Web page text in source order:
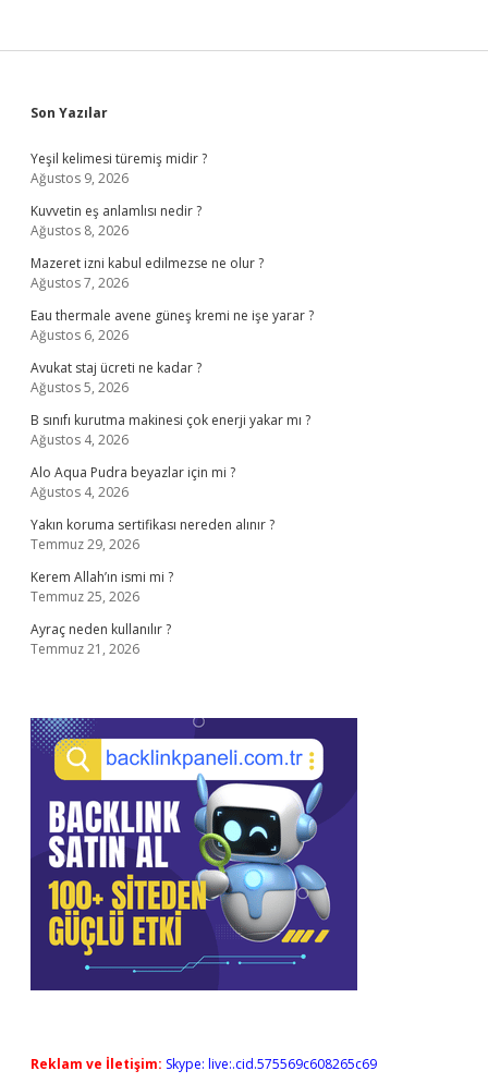
Sidebar
Son Yazılar
Yeşil kelimesi türemiş midir ?
Ağustos 9, 2026
Kuvvetin eş anlamlısı nedir ?
Ağustos 8, 2026
Mazeret izni kabul edilmezse ne olur ?
Ağustos 7, 2026
Eau thermale avene güneş kremi ne işe yarar ?
Ağustos 6, 2026
Avukat staj ücreti ne kadar ?
Ağustos 5, 2026
B sınıfı kurutma makinesi çok enerji yakar mı ?
Ağustos 4, 2026
Alo Aqua Pudra beyazlar için mi ?
Ağustos 4, 2026
Yakın koruma sertifikası nereden alınır ?
Temmuz 29, 2026
Kerem Allah’ın ismi mi ?
Temmuz 25, 2026
Ayraç neden kullanılır ?
Temmuz 21, 2026
Reklam ve İletişim: Skype: live:.cid.575569c608265c69